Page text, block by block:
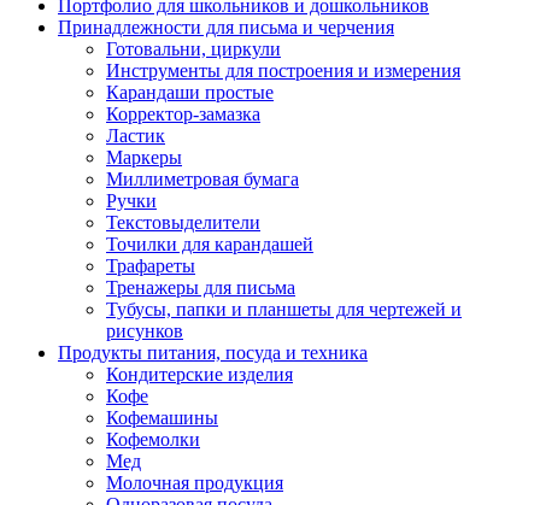
Портфолио для школьников и дошкольников
Принадлежности для письма и черчения
Готовальни, циркули
Инструменты для построения и измерения
Карандаши простые
Корректор-замазка
Ластик
Маркеры
Миллиметровая бумага
Ручки
Текстовыделители
Точилки для карандашей
Трафареты
Тренажеры для письма
Тубусы, папки и планшеты для чертежей и
рисунков
Продукты питания, посуда и техника
Кондитерские изделия
Кофе
Кофемашины
Кофемолки
Мед
Молочная продукция